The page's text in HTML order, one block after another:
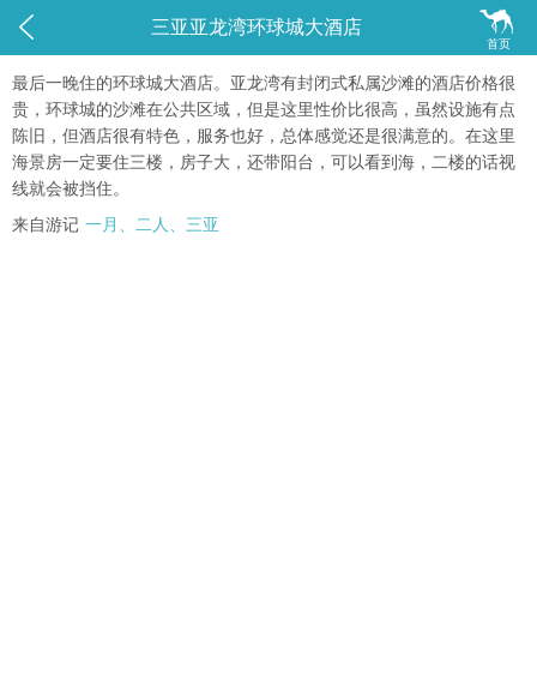
 
首页
三亚亚龙湾环球城大酒店
最后一晚住的环球城大酒店。亚龙湾有封闭式私属沙滩的酒店价格很
贵，环球城的沙滩在公共区域，但是这里性价比很高，虽然设施有点
陈旧，但酒店很有特色，服务也好，总体感觉还是很满意的。在这里
海景房一定要住三楼，房子大，还带阳台，可以看到海，二楼的话视
线就会被挡住。
来自游记 一月、二人、三亚